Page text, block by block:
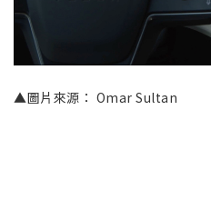
▲圖片來源： Omar Sultan